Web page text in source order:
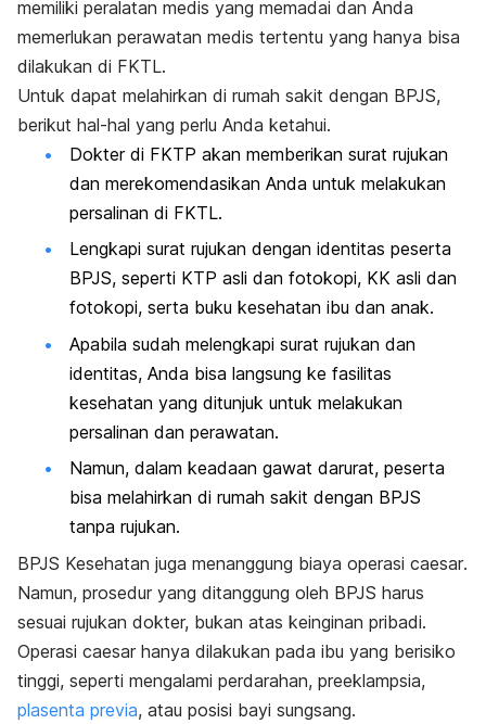
memiliki peralatan medis yang memadai dan Anda
memerlukan perawatan medis tertentu yang hanya bisa
dilakukan di FKTL.
Untuk dapat melahirkan di rumah sakit dengan BPJS,
berikut hal-hal yang perlu Anda ketahui.
Dokter di FKTP akan memberikan surat rujukan
dan merekomendasikan Anda untuk melakukan
persalinan di FKTL.
Lengkapi surat rujukan dengan identitas peserta
BPJS, seperti KTP asli dan fotokopi, KK asli dan
fotokopi, serta buku kesehatan ibu dan anak.
Apabila sudah melengkapi surat rujukan dan
identitas, Anda bisa langsung ke fasilitas
kesehatan yang ditunjuk untuk melakukan
persalinan dan perawatan.
Namun, dalam keadaan gawat darurat, peserta
bisa melahirkan di rumah sakit dengan BPJS
tanpa rujukan.
BPJS Kesehatan juga menanggung biaya operasi caesar.
Namun, prosedur yang ditanggung oleh BPJS harus
sesuai rujukan dokter, bukan atas keinginan pribadi.
Operasi caesar hanya dilakukan pada ibu yang berisiko
tinggi, seperti mengalami perdarahan, preeklampsia,
plasenta previa, atau posisi bayi sungsang.